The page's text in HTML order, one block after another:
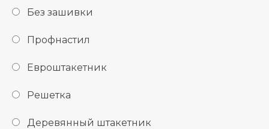
Без зашивки
Профнастил
Евроштакетник
Решетка
Деревянный штакетник